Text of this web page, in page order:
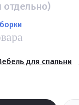
отдельно)
для спальни